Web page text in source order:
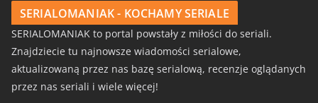
SERIALOMANIAK - KOCHAMY SERIALE
SERIALOMANIAK to portal powstały z miłości do seriali.
Znajdziecie tu najnowsze wiadomości serialowe,
aktualizowaną przez nas bazę serialową, recenzje oglądanych
przez nas seriali i wiele więcej!